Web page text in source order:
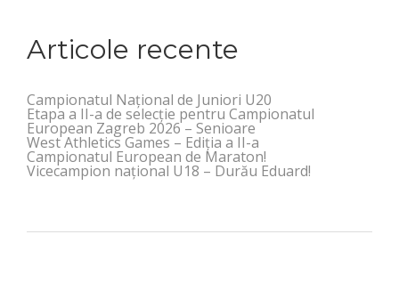
Articole recente
Campionatul Național de Juniori U20
Etapa a II-a de selecție pentru Campionatul
European Zagreb 2026 – Senioare
West Athletics Games – Ediția a II-a
Campionatul European de Maraton!
Vicecampion național U18 – Durău Eduard!